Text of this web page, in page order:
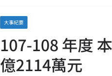
大事紀要
107-108 年度
億2114萬元